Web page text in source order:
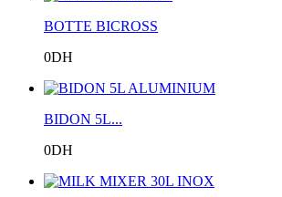
BOTTE BICROSS
0DH
BIDON 5L...
0DH